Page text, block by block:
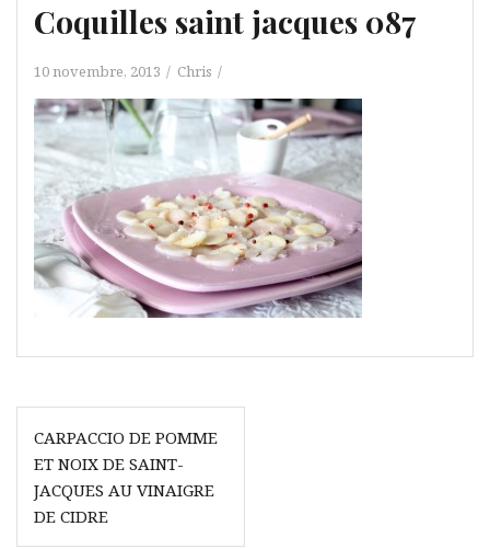
Coquilles saint jacques 087
10 novembre, 2013 Chris
Navigation
de
l’article
CARPACCIO DE POMME
ET NOIX DE SAINT-
JACQUES AU VINAIGRE
DE CIDRE